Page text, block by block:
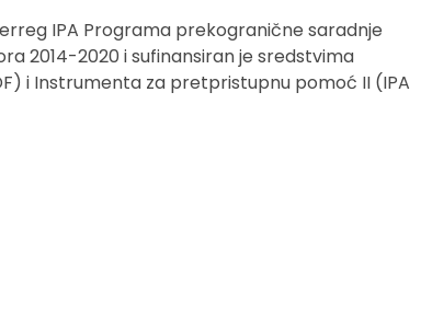
IPA Programa prekogranične saradnje
2014-2020 i sufinansiran je sredstvima
i Instrumenta za pretpristupnu pomoć II (IPA